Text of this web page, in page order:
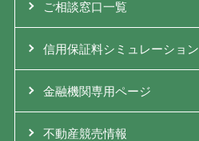
ご相談窓口一覧
信用保証料シミュレーション
金融機関専用ページ
不動産競売情報